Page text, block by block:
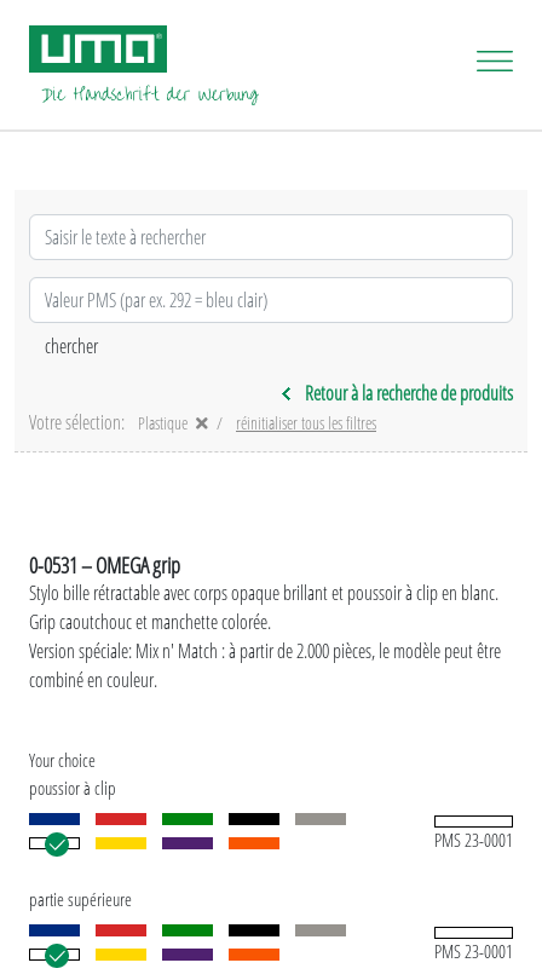
Retour à la recherche de produits
Votre sélection:
Plastique réinitialiser tous les filtres
0-0531 – OMEGA grip
Stylo bille rétractable avec corps opaque brillant et poussoir à clip en blanc.
Grip caoutchouc et manchette colorée.
Version spéciale: Mix n' Match : à partir de 2.000 pièces, le modèle peut être
combiné en couleur.
Your choice
poussior à clip
PMS 23-0001
partie supérieure
PMS 23-0001